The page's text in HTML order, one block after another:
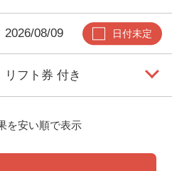
日付未定
を安い順で表示